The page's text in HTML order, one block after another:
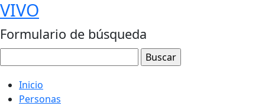
VIVO
Formulario de búsqueda
Inicio
Personas